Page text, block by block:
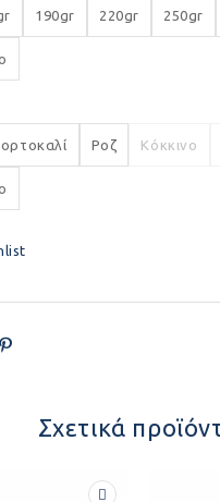
190gr 220gr 250gr
Ροζ Κόκκινο
Σχετικά